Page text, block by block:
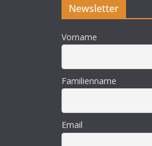
Newsletter
Vorname
Familienname
Email